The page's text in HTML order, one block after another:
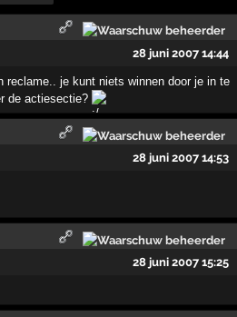
28 juni 2007 14:44
reclame.. je kunt niets winnen door je in te
de actiesectie?
28 juni 2007 14:53
28 juni 2007 15:25